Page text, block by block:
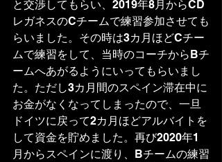
と交渉してもらい、 2019年8月からCD
レガネスのCチームで練習参加させても
らいました。その時は3カ月ほどCチー
ムで練習をして、当時のコーチからBチ
ームへあがるようにいってもらいまし
た。ただし3カ月間のスペイン滞在中に
お金がなくなってしまったので、一旦
ドイツに戻って2カ月ほどアルバイトを
して資金を貯めました。再び2020年1
月からスペインに渡り、Bチームの練習